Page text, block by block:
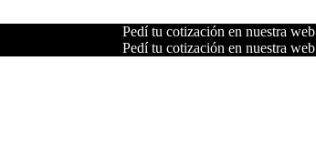
Pedí tu cotización en nuestra web
Pedí tu cotización en nuestra web